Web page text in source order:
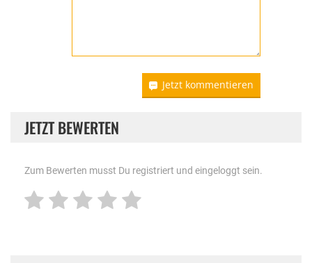
Jetzt kommentieren
JETZT BEWERTEN
Zum Bewerten musst Du registriert und eingeloggt sein.